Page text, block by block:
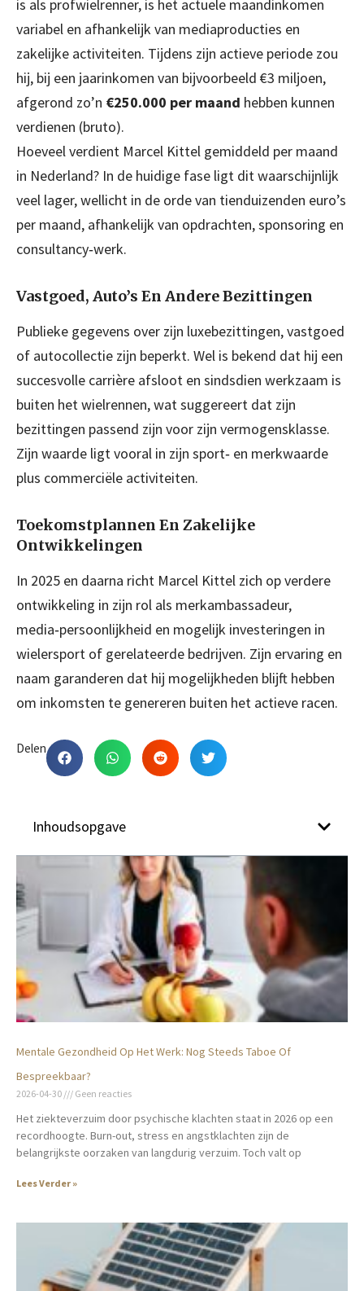
is als profwielrenner, is het actuele maandinkomen
variabel en afhankelijk van mediaproducties en
zakelijke activiteiten. Tijdens zijn actieve periode zou
hij, bij een jaarinkomen van bijvoorbeeld €3 miljoen,
afgerond zo’n €250.000 per maand hebben kunnen
verdienen (bruto).
Hoeveel verdient Marcel Kittel gemiddeld per maand
in Nederland? In de huidige fase ligt dit waarschijnlijk
veel lager, wellicht in de orde van tienduizenden euro’s
per maand, afhankelijk van opdrachten, sponsoring en
consultancy‑werk.
Vastgoed, Auto’s En Andere Bezittingen
Publieke gegevens over zijn luxe­bezittingen, vastgoed
of autocollectie zijn beperkt. Wel is bekend dat hij een
succesvolle carrière afsloot en sindsdien werkzaam is
buiten het wielrennen, wat suggereert dat zijn
bezittingen passend zijn voor zijn vermogensklasse.
Zijn waarde ligt vooral in zijn sport‑ en merkwaarde
plus commerciële activiteiten.
Toekomstplannen En Zakelijke
Ontwikkelingen
In 2025 en daarna richt Marcel Kittel zich op verdere
ontwikkeling in zijn rol als merkambassadeur,
media‑persoonlijkheid en mogelijk investeringen in
wielersport of gerelateerde bedrijven. Zijn ervaring en
naam garanderen dat hij mogelijkheden blijft hebben
om inkomsten te genereren buiten het actieve racen.
Delen
Inhoudsopgave
Mentale Gezondheid Op Het Werk: Nog Steeds Taboe Of
Bespreekbaar?
2026-04-30 Geen reacties
Het ziekteverzuim door psychische klachten staat in 2026 op een
recordhoogte. Burn-out, stress en angstklachten zijn de
belangrijkste oorzaken van langdurig verzuim. Toch valt op
Lees Verder »